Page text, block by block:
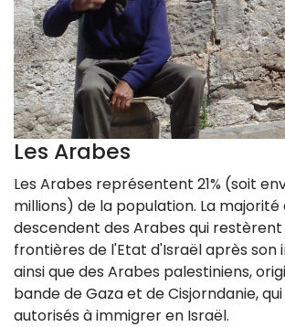
Les Arabes
Les Arabes représentent 21% (soit
millions) de la population. La
descendent des Arabes qui restèrent
frontières de l'Etat d'Israël après son
ainsi que des Arabes palestiniens,
bande de Gaza et de Cisjorndanie,
autorisés à immigrer en Israël.